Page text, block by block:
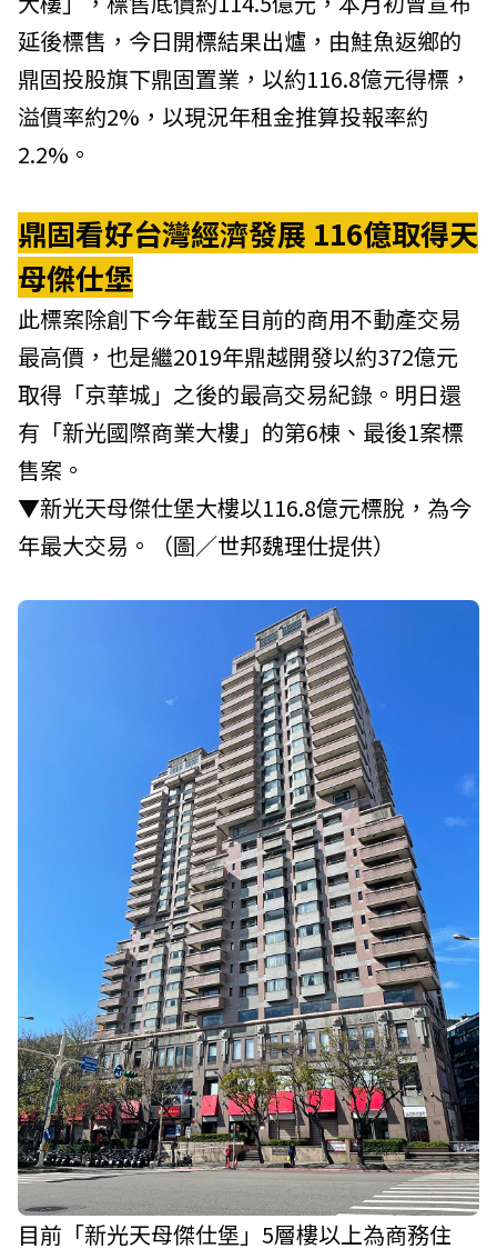
延後標售，今日開標結果出爐，由鮭魚返鄉的
鼎固投股旗下鼎固置業，以約116.8億元得標，
溢價率約2%，以現況年租金推算投報率約
2.2%。
鼎固看好台灣經濟發展 116億取得天
母傑仕堡
此標案除創下今年截至目前的商用不動產交易
最高價，也是繼2019年鼎越開發以約372億元
取得「京華城」之後的最高交易紀錄。明日還
有「新光國際商業大樓」的第6棟、最後1案標
售案。
▼新光天母傑仕堡大樓以116.8億元標脫，為今
年最大交易。（圖／世邦魏理仕提供）
目前「新光天母傑仕堡」5層樓以上為商務住